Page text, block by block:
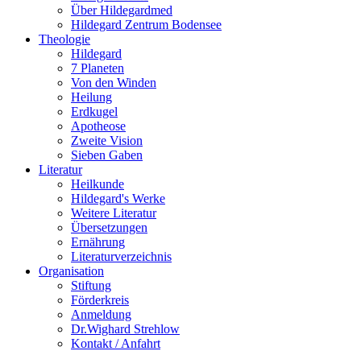
Über Hildegardmed
Hildegard Zentrum Bodensee
Theologie
Hildegard
7 Planeten
Von den Winden
Heilung
Erdkugel
Apotheose
Zweite Vision
Sieben Gaben
Literatur
Heilkunde
Hildegard's Werke
Weitere Literatur
Übersetzungen
Ernährung
Literaturverzeichnis
Organisation
Stiftung
Förderkreis
Anmeldung
Dr.Wighard Strehlow
Kontakt / Anfahrt